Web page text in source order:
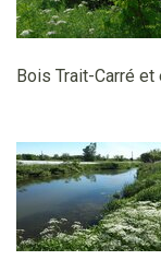
Bois Trait-Carré